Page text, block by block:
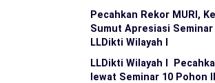
Pecahkan Rekor MURI,
Sumut Apresiasi Seminar
LLDikti Wilayah I
LLDikti Wilayah I
lewat Seminar 10 Pohon